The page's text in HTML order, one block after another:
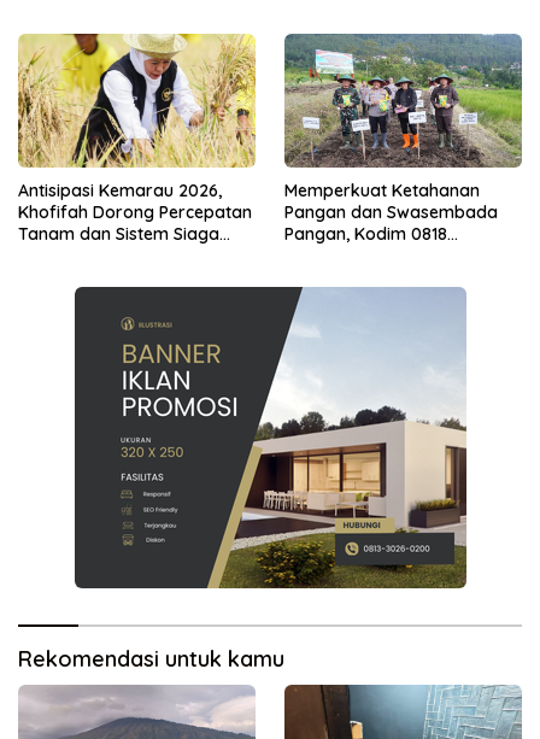
Antisipasi Kemarau 2026,
Khofifah Dorong Percepatan
Tanam dan Sistem Siaga
Memperkuat Ketahanan
Pangan dan Swasembada
Pangan, Kodim 0818
Rekomendasi untuk kamu